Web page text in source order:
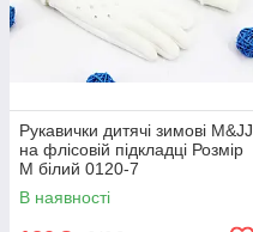
Рукавички дитячі зимові M&JJ
на флісовій підкладці Розмір
M білий 0120-7
В наявності